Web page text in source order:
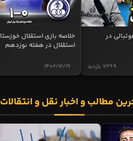
در
7369 بازدید
استقلال در هفته نوزدهم
1402/12/19
مطالب و اخبار نقل و انتقالات